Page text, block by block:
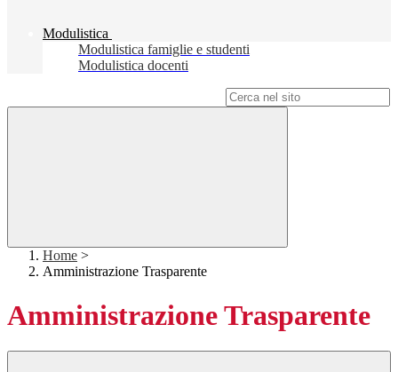
Modulistica
Modulistica famiglie e studenti
Modulistica docenti
Home >
Amministrazione Trasparente
Amministrazione Trasparente